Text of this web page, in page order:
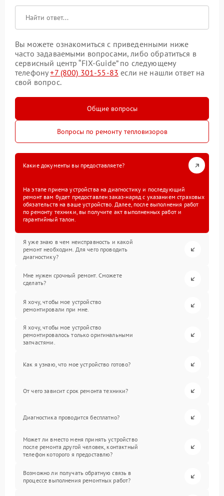
Вы можете ознакомиться с приведенными ниже
часто задаваемыми вопросами, либо обратиться в
сервисный центр “FIX-Guide” по следующему
телефону+7 (800) 301-55-83 если не нашли ответ на
свой вопрос.
Общие вопросы
Вопросы по ремонту тепловизоров
Какие документы вы предоставляете?
На этапе приема устройства на диагностику и последующий
ремонт вам будет предоставлен заказ-наряд с указанием страховых
обязательств на ваше устройство. Далее, после выполнения работ
по ремонту техники, вы получите акт выполненных работ и
гарантийный талон.
Я уже знаю в чем неисправность и какой
ремонт необходим. Для чего проводить
диагностику?
Мне нужен срочный ремонт. Сможете
сделать?
Я хочу, чтобы мое устройство
ремонтировали при мне.
Я хочу, чтобы мое устройство
ремонтировалось только оригинальными
запчастями.
Как я узнаю, что мое устройство готово?
От чего зависит срок ремонта техники?
Диагностика проводится бесплатно?
Может ли вместо меня принять устройство
после ремонта другой человек, контактный
телефон которого я предоставлю?
Возможно ли получать обратную связь в
процессе выполнения ремонтных работ?